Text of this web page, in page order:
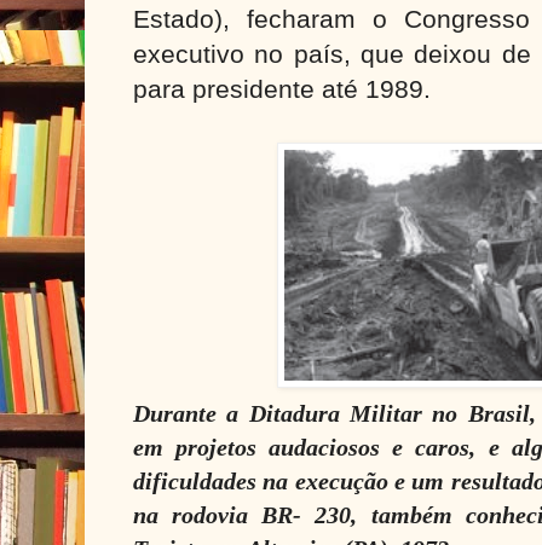
Estado), fecharam o
executivo no país, que deixou de
para presidente até 1989.
Durante a Ditadura Militar no Brasil,
em projetos audaciosos e caros, e
dificuldades na execução e um
na rodovia BR- 230, também